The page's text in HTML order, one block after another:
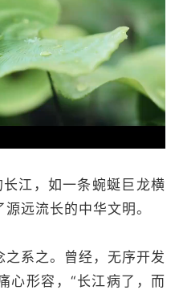
江，如一条蜿蜒巨龙横
远流长的中华文明。
系之。曾经，无序开发
心形容，“长江病了，而